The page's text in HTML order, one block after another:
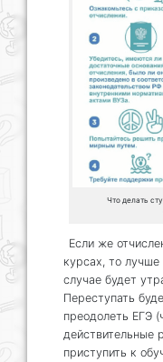
Что делать
Если же
курсах, то лучше
случае будет
Переступать
преодолеть ЕГЭ
действительные
приступить к